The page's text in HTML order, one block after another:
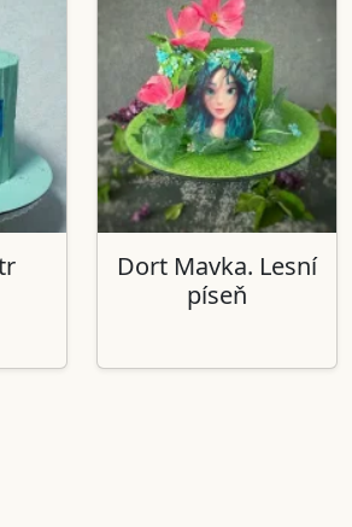
Dort Mavka. Lesní
píseň